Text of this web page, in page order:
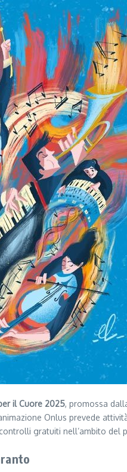
il Cuore 2025, promossa
Onlus prevede
gratuiti nell’ambito del